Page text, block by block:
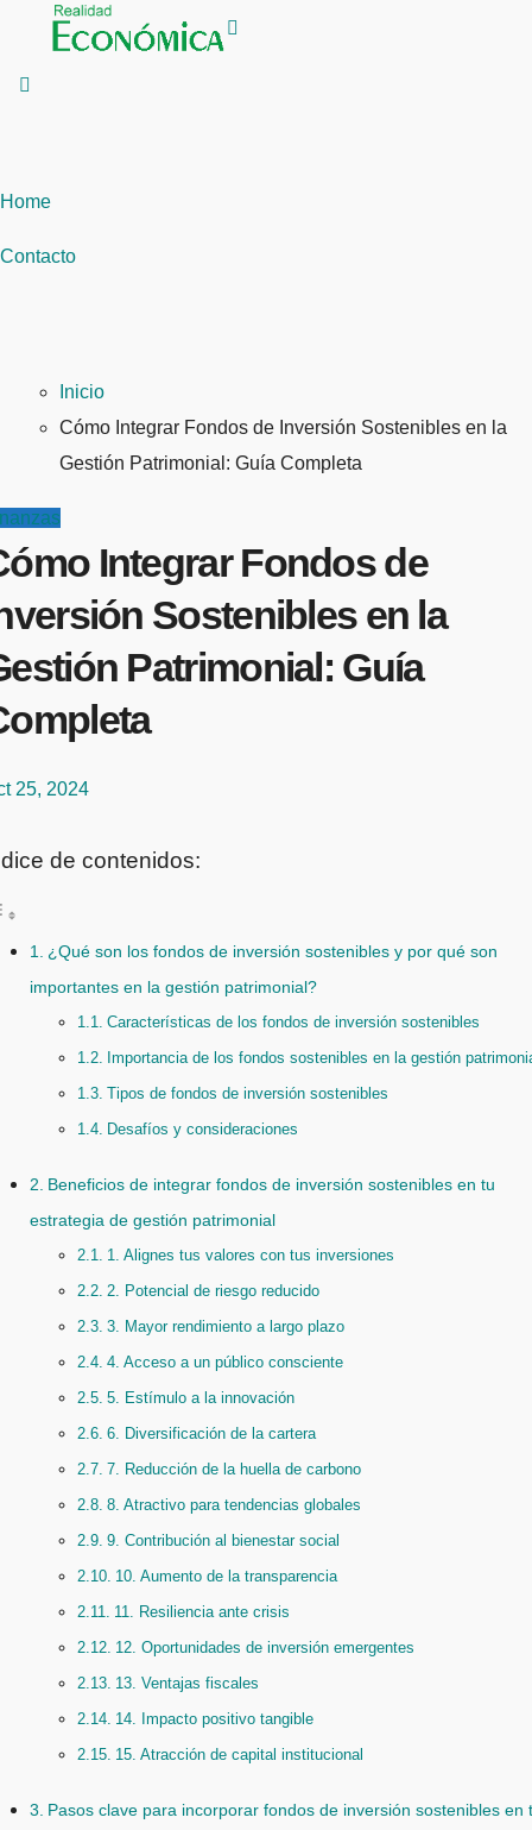
contenido
Home
Contacto
Inicio
Cómo Integrar Fondos de Inversión Sostenibles en la
Gestión Patrimonial: Guía Completa
Integrar Fondos de
Sostenibles en la
Patrimonial: Guía
25, 2024
de contenidos:
¿Qué son los fondos de inversión sostenibles y por qué son
importantes en la gestión patrimonial?
Características de los fondos de inversión sostenibles
Importancia de los fondos sostenibles en la gestión
Tipos de fondos de inversión sostenibles
Desafíos y consideraciones
Beneficios de integrar fondos de inversión sostenibles en tu
estrategia de gestión patrimonial
1. Alignes tus valores con tus inversiones
2. Potencial de riesgo reducido
3. Mayor rendimiento a largo plazo
4. Acceso a un público consciente
5. Estímulo a la innovación
6. Diversificación de la cartera
7. Reducción de la huella de carbono
8. Atractivo para tendencias globales
9. Contribución al bienestar social
10. Aumento de la transparencia
11. Resiliencia ante crisis
12. Oportunidades de inversión emergentes
13. Ventajas fiscales
14. Impacto positivo tangible
15. Atracción de capital institucional
Pasos clave para incorporar fondos de inversión sostenibles en